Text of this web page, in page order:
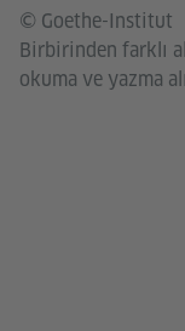
© Goethe-Institut
Birbirinden farklı
okuma ve yazma